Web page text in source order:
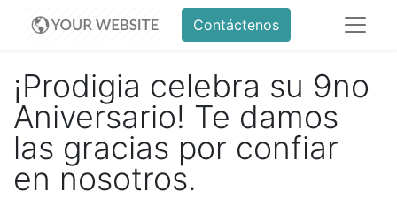
Contáctenos
¡Prodigia celebra su 9no
Aniversario! Te damos
las gracias por confiar
en nosotros.